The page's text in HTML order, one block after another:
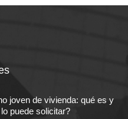
joven de vivienda: qué es y
puede solicitar?